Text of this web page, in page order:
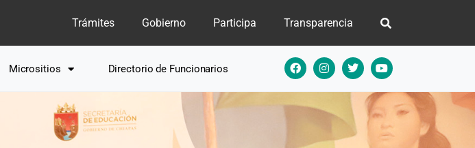
Trámites Gobierno Participa Transparencia
Micrositios Directorio de Funcionarios